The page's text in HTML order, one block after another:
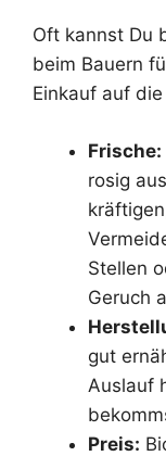
Oft kannst Du
beim Bauern
Einkauf auf
Frische:
rosig
Stellen
Geruch
gut
Auslauf
Preis: